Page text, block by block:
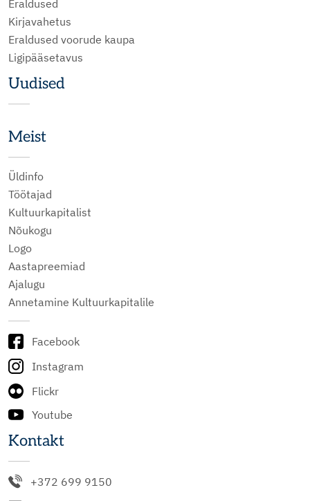
Eraldused
Kirjavahetus
Eraldused voorude kaupa
Ligipääsetavus
Uudised
Meist
Üldinfo
Töötajad
Kultuurkapitalist
Nõukogu
Logo
Aastapreemiad
Ajalugu
Annetamine Kultuurkapitalile
Facebook
Instagram
Flickr
Youtube
Kontakt
+372 699 9150